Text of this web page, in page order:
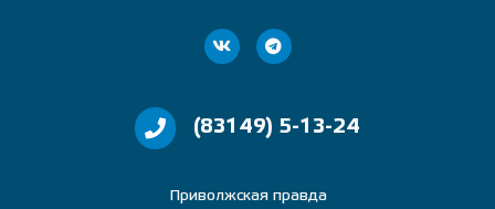
(83149) 5-13-24
Приволжская правда